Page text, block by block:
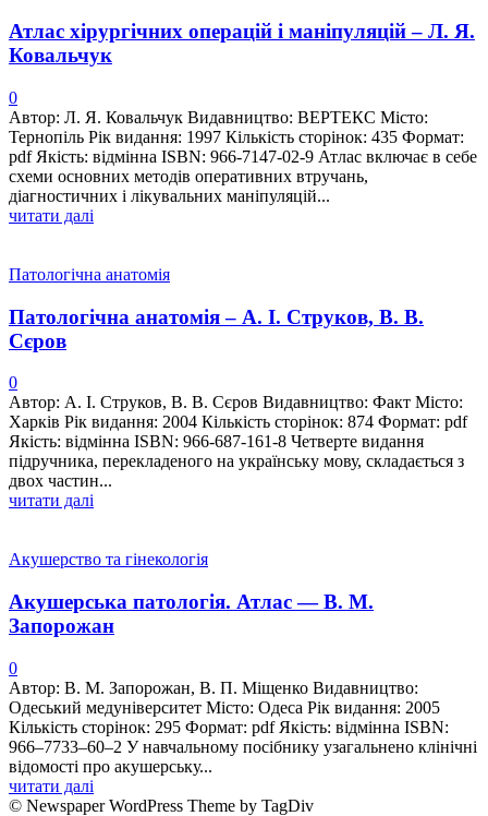
Атлас хірургічних операцій і маніпуляцій – Л. Я.
Ковальчук
0
Автор: Л. Я. Ковальчук Видавництво: ВЕРТЕКС Місто:
Тернопіль Рік видання: 1997 Кількість сторінок: 435 Формат:
pdf Якість: відмінна ISBN: 966-7147-02-9 Атлас включає в себе
схеми основних методів оперативних втручань,
діагностичних і лікувальних маніпуляцій...
читати далі
Патологічна анатомія
Патологічна анатомія – А. І. Струков, В. В.
Сєров
0
Автор: А. І. Струков, В. В. Сєров Видавництво: Факт Місто:
Харків Рік видання: 2004 Кількість сторінок: 874 Формат: pdf
Якість: відмінна ISBN: 966-687-161-8 Четверте видання
підручника, перекладеного на українську мову, складається з
двох частин...
читати далі
Акушерство та гінекологія
Акушерська патологія. Атлас — В. М.
Запорожан
0
Автор: В. М. Запорожан, В. П. Міщенко Видавництво:
Одеський медуніверситет Місто: Одеса Рік видання: 2005
Кількість сторінок: 295 Формат: pdf Якість: відмінна ISBN:
966–7733–60–2 У навчальному посiбнику узагальнено клiнiчнi
вiдомостi про акушерську...
читати далі
© Newspaper WordPress Theme by TagDiv